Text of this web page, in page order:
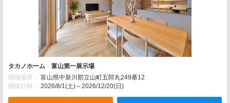
タカノホーム 富山第一展示場
開催場所： 富山県中新川郡立山町五郎丸249番12
開催日時： 2026/8/1(土)～2026/12/20(日)